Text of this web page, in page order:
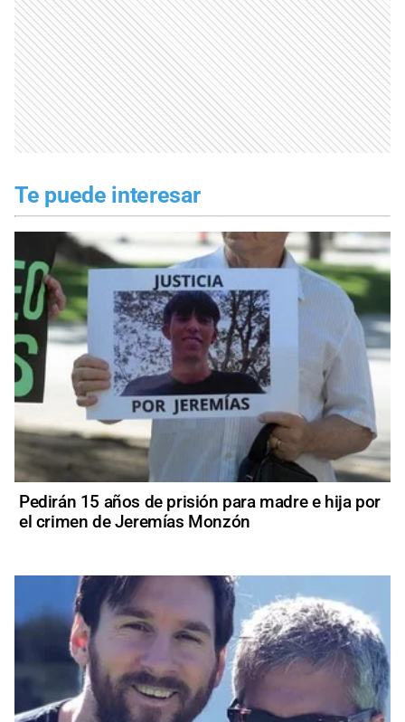
Te puede interesar
Pedirán 15 años de prisión para madre e hija por
el crimen de Jeremías Monzón